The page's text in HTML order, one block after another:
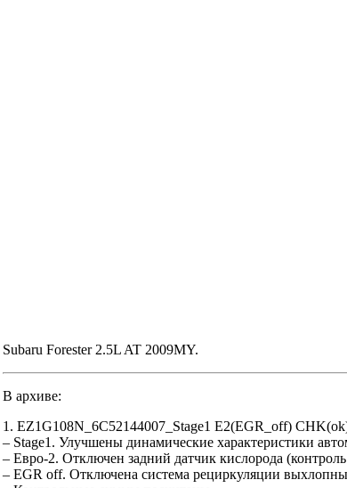
Subaru Forester 2.5L AT 2009MY.
В архиве:
1. EZ1G108N_6C52144007_Stage1 E2(EGR_off)
– Stage1. Улучшены динамические характеристики
– Евро-2. Отключен задний датчик кислорода (контроль
– EGR off. Отключена система рециркуляции